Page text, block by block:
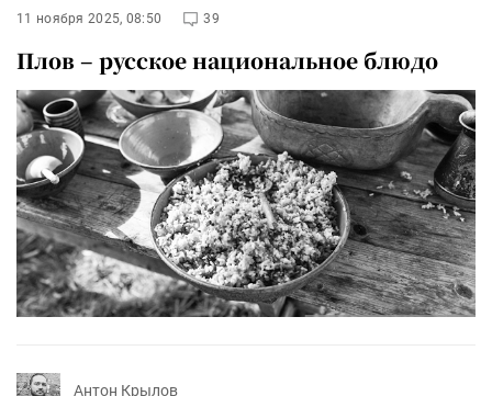
11 ноября 2025, 08:50 39
Плов – русское национальное блюдо
Антон Крылов